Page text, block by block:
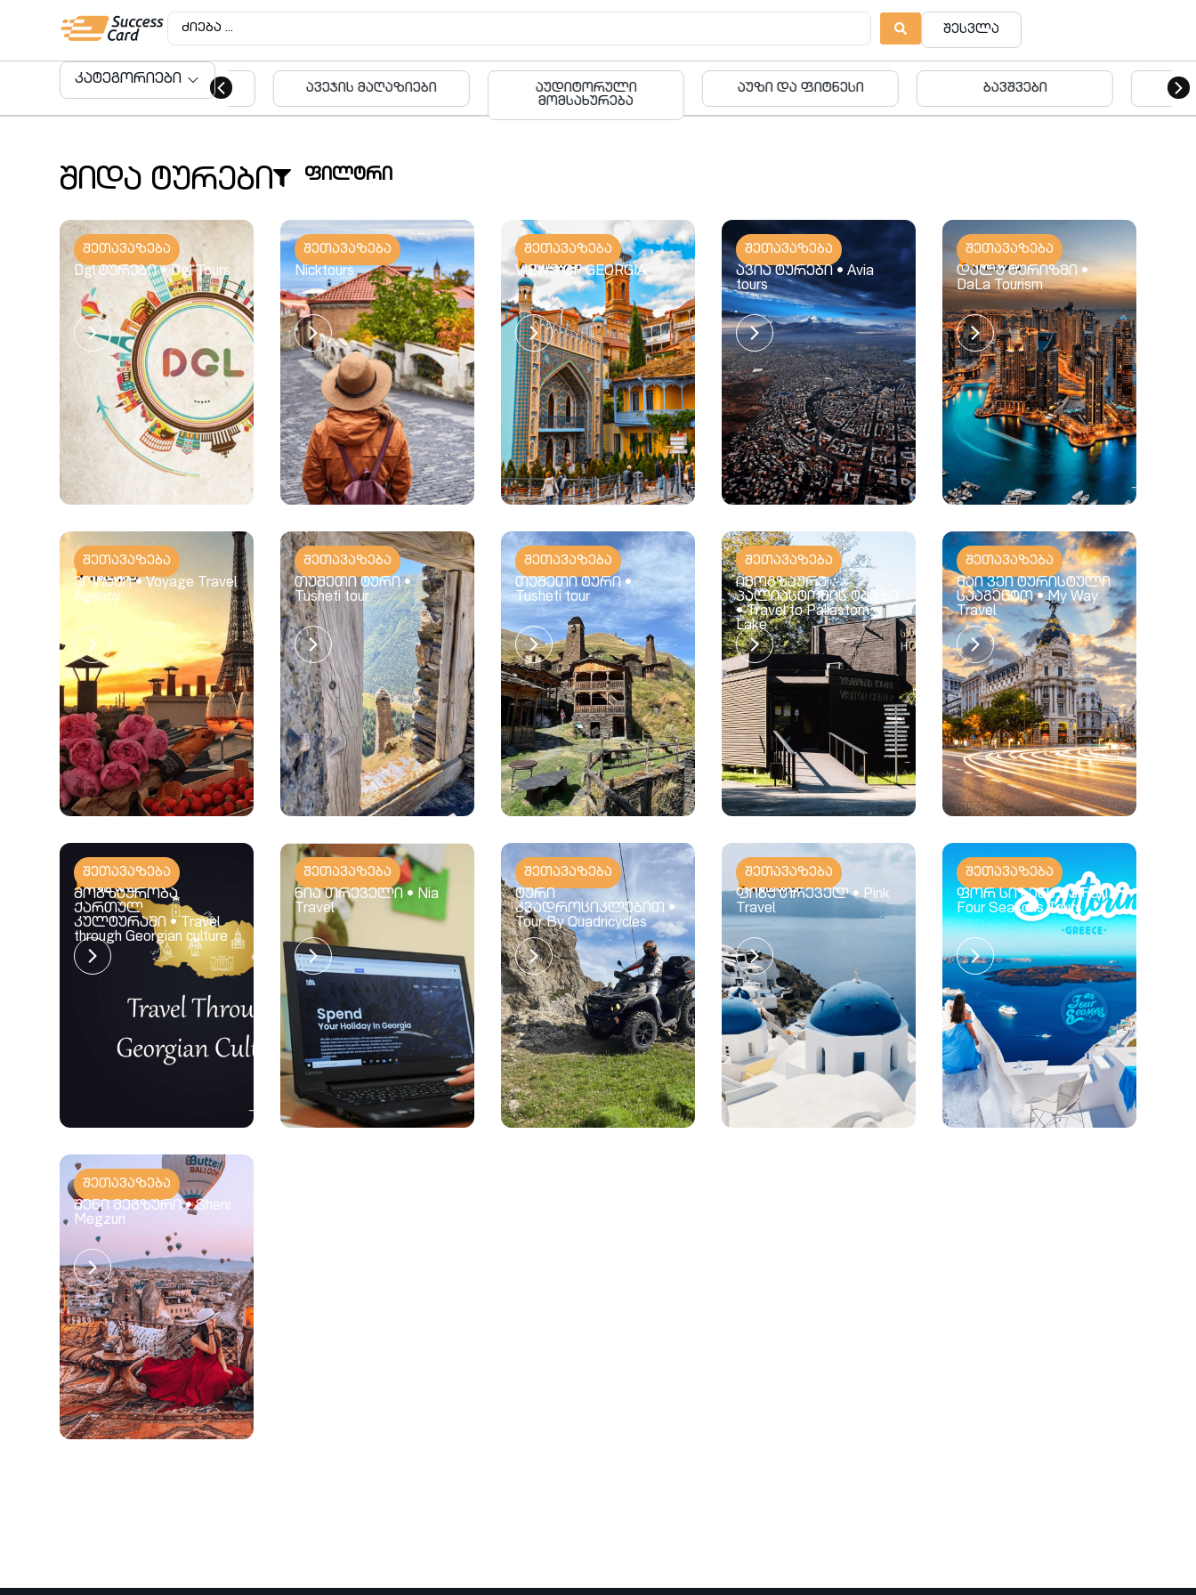
შესვლა
კატეგორიები
ავეჯის მაღაზიები
აუდიტორული
აუზი და ფიტნესი ბავშვები ბავშვები
შიდა ტურები ფილტრი
შეთავაზება
Dgl ტურები • Dgl Tours
შეთავაზება
Nicktours
შეთავაზება
VIEWS OF GEORGIA
შეთავაზება
ავია ტურები • Avia
tours
შეთავაზება
დალა ტურიზმი •
DaLa Tourism
შეთავაზება
ვოიაჟი • Voyage Travel
Agency
შეთავაზება
თუშეთი ტური •
Tusheti tour
შეთავაზება
თუშეთი ტური •
Tusheti tour
შეთავაზება
იმოგზაურე
პალიასტომის ტბაზე
• Travel to Paliastom
Lake
შეთავაზება
მაი ვეი ტურისტული
სააგენტო • My Way
Travel
შეთავაზება
მოგზაურობა
ქართულ
კულტურაში • Travel
through Georgian culture
შეთავაზება
ნია თრეველი • Nia
Travel
შეთავაზება
ტური
კვადროციკლებით •
Tour By Quadricycles
შეთავაზება
ფინქ თრეველ • Pink
Travel
შეთავაზება
ფორ სიზენს ტურსი •
Four Seasons Tours
შეთავაზება
შენი მეგზური • Sheni
Megzuri